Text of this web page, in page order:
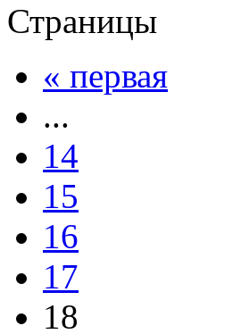
Страницы
« первая
...
14
15
16
17
18